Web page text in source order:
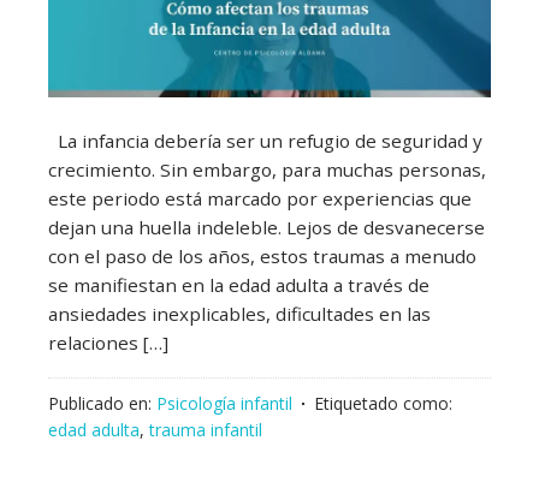
La infancia debería ser un refugio de seguridad y
crecimiento. Sin embargo, para muchas personas,
este periodo está marcado por experiencias que
dejan una huella indeleble. Lejos de desvanecerse
con el paso de los años, estos traumas a menudo
se manifiestan en la edad adulta a través de
ansiedades inexplicables, dificultades en las
relaciones […]
Publicado en: Psicología infantil
Etiquetado como:
edad adulta,trauma infantil